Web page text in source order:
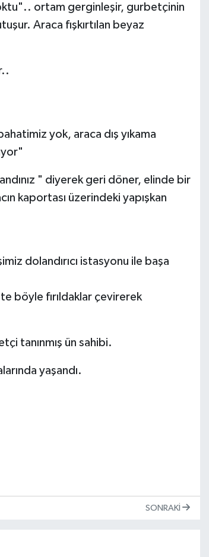
ortam gerginleşir, gurbetçinin
Araca fışkırtılan beyaz
yok, araca dış yıkama
" diyerek geri döner, elinde bir
kaportası üzerindeki yapışkan
dolandırıcı istasyonu ile başa
böyle fırıldaklar çevirerek
tanınmış ün sahibi.
yaşandı.
SONRAKI